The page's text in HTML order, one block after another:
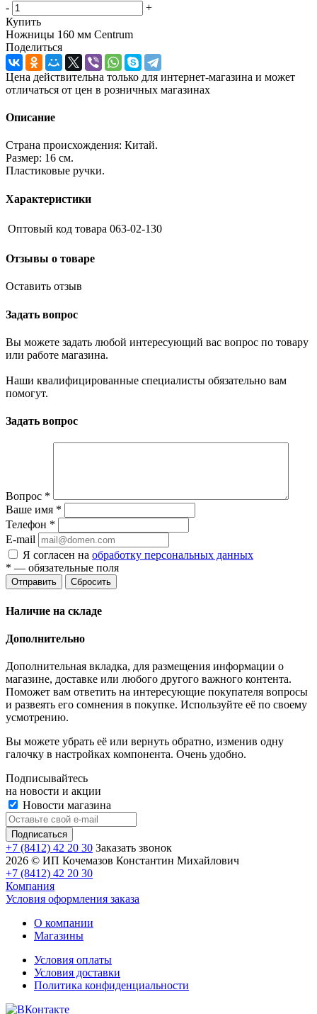
-
+
Купить
Ножницы 160 мм Centrum
Поделиться
Цена действительна только для интернет-магазина и может
отличаться от цен в розничных магазинах
Описание
Страна происхождения: Китай.
Размер: 16 cм.
Пластиковые ручки.
Характеристики
Оптовый код товара 063-02-130
Отзывы о товаре
Оставить отзыв
Задать вопрос
Вы можете задать любой интересующий вас вопрос по товару
или работе магазина.
Наши квалифицированные специалисты обязательно вам
помогут.
Задать вопрос
Вопрос *
Ваше имя *
Телефон *
E-mail
Я согласен на обработку персональных данных
* — обязательные поля
Отправить Сбросить
Наличие на складе
Дополнительно
Дополнительная вкладка, для размещения информации о
магазине, доставке или любого другого важного контента.
Поможет вам ответить на интересующие покупателя вопросы
и развеять его сомнения в покупке. Используйте её по своему
усмотрению.
Вы можете убрать её или вернуть обратно, изменив одну
галочку в настройках компонента. Очень удобно.
Подписывайтесь
на новости и акции
Новости магазина
+7 (8412) 42 20 30 Заказать звонок
2026 © ИП Кочемазов Константин Михайлович
+7 (8412) 42 20 30
Компания
Условия оформления заказа
О компании
Магазины
Условия оплаты
Условия доставки
Политика конфиденциальности